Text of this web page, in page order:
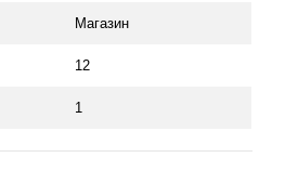
Магазин
12
1